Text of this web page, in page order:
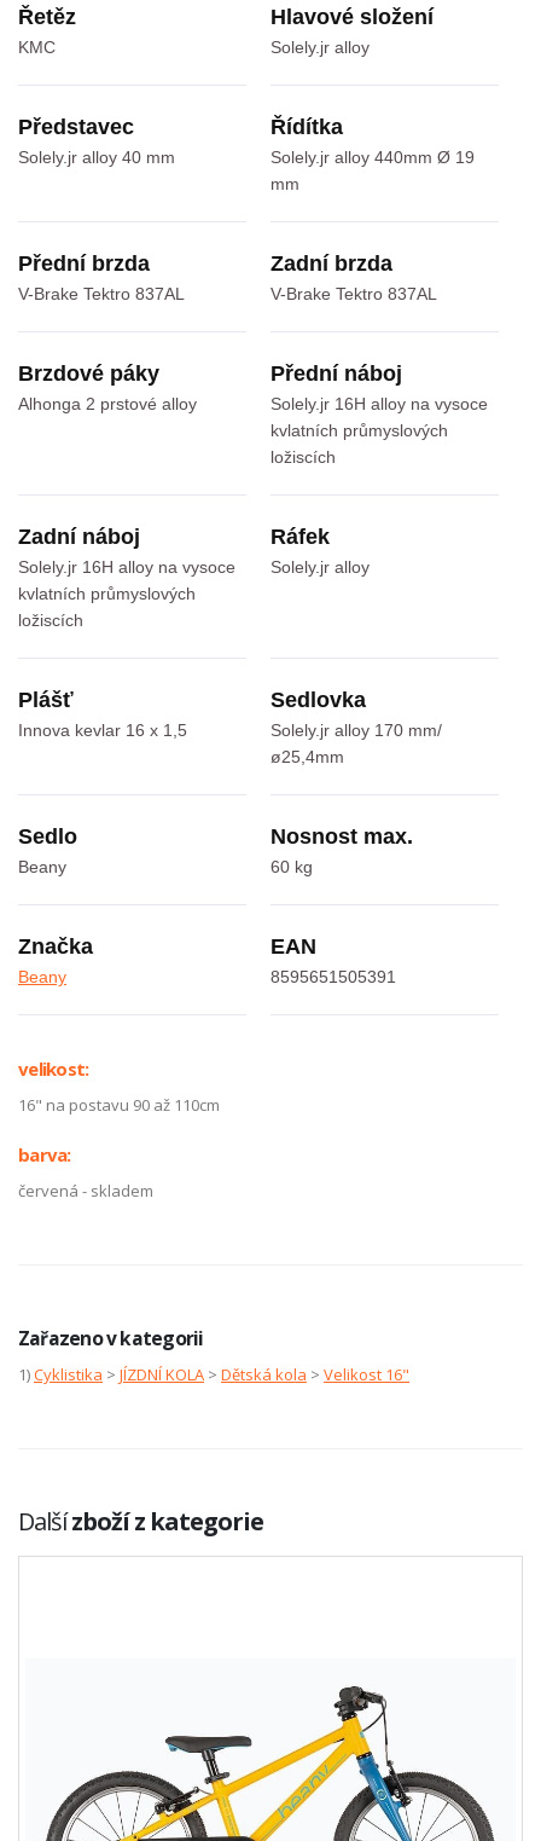
Řetěz
KMC
Hlavové složení
Solely.jr alloy
Představec
Solely.jr alloy 40 mm
Řídítka
Solely.jr alloy 440mm Ø 19
mm
Přední brzda
V-Brake Tektro 837AL
Zadní brzda
V-Brake Tektro 837AL
Brzdové páky
Alhonga 2 prstové alloy
Přední náboj
Solely.jr 16H alloy na vysoce
kvlatních průmyslových
ložiscích
Zadní náboj
Solely.jr 16H alloy na vysoce
kvlatních průmyslových
ložiscích
Ráfek
Solely.jr alloy
Plášť
Innova kevlar 16 x 1,5
Sedlovka
Solely.jr alloy 170 mm/
ø25,4mm
Sedlo
Beany
Nosnost max.
60 kg
Značka
Beany
EAN
8595651505391
velikost:
16" na postavu 90 až 110cm
barva:
červená - skladem
Zařazeno v kategorii
1)Cyklistika > JÍZDNÍ KOLA > Dětská kola > Velikost 16"
Dalšízboží z kategorie